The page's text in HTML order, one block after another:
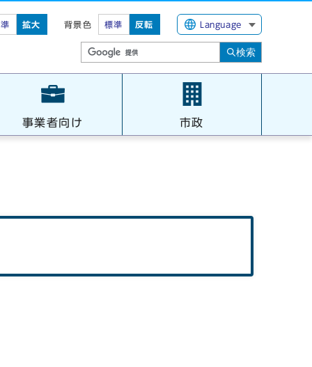
拡大 背景色 標準 反転 Language
検索
事業者向け 市政